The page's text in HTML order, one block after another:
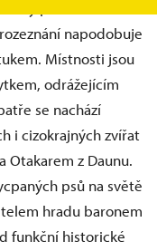
napodobuje
Místnosti jsou
odrážejícím
se nachází
i cizokrajných zvířat
Otakarem z Daunu.
psů na světě
hradu baronem
funkční historické